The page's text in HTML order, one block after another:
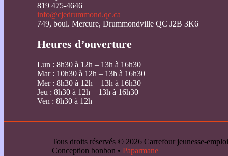
819 475-4646
info@cjedrummond.qc.ca
749, boul. Mercure, Drummondville QC J2B 3K6
Heures d’ouverture
Lun : 8h30 à 12h – 13h à 16h30
Mar : 10h30 à 12h – 13h à 16h30
Mer : 8h30 à 12h – 13h à 16h30
Jeu : 8h30 à 12h – 13h à 16h30
Ven : 8h30 à 12h
Tous droits réservés © 2026 Carrefour jeunesse-
Conception bonbon • Paparmane